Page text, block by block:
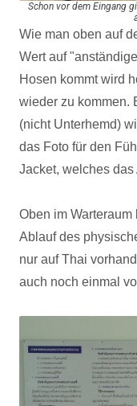
Schon vor dem Eingang
Wie man oben auf
Wert auf
Hosen kommt wird
wieder zu kommen.
(nicht Unterhemd)
das Foto für den
Jacket, welches
Oben im
Ablauf des
nur auf Thai
auch noch einmal